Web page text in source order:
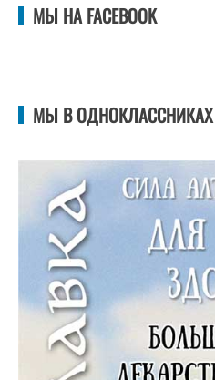
МЫ НА FACEBOOK
МЫ В ОДНОКЛАССНИКАХ